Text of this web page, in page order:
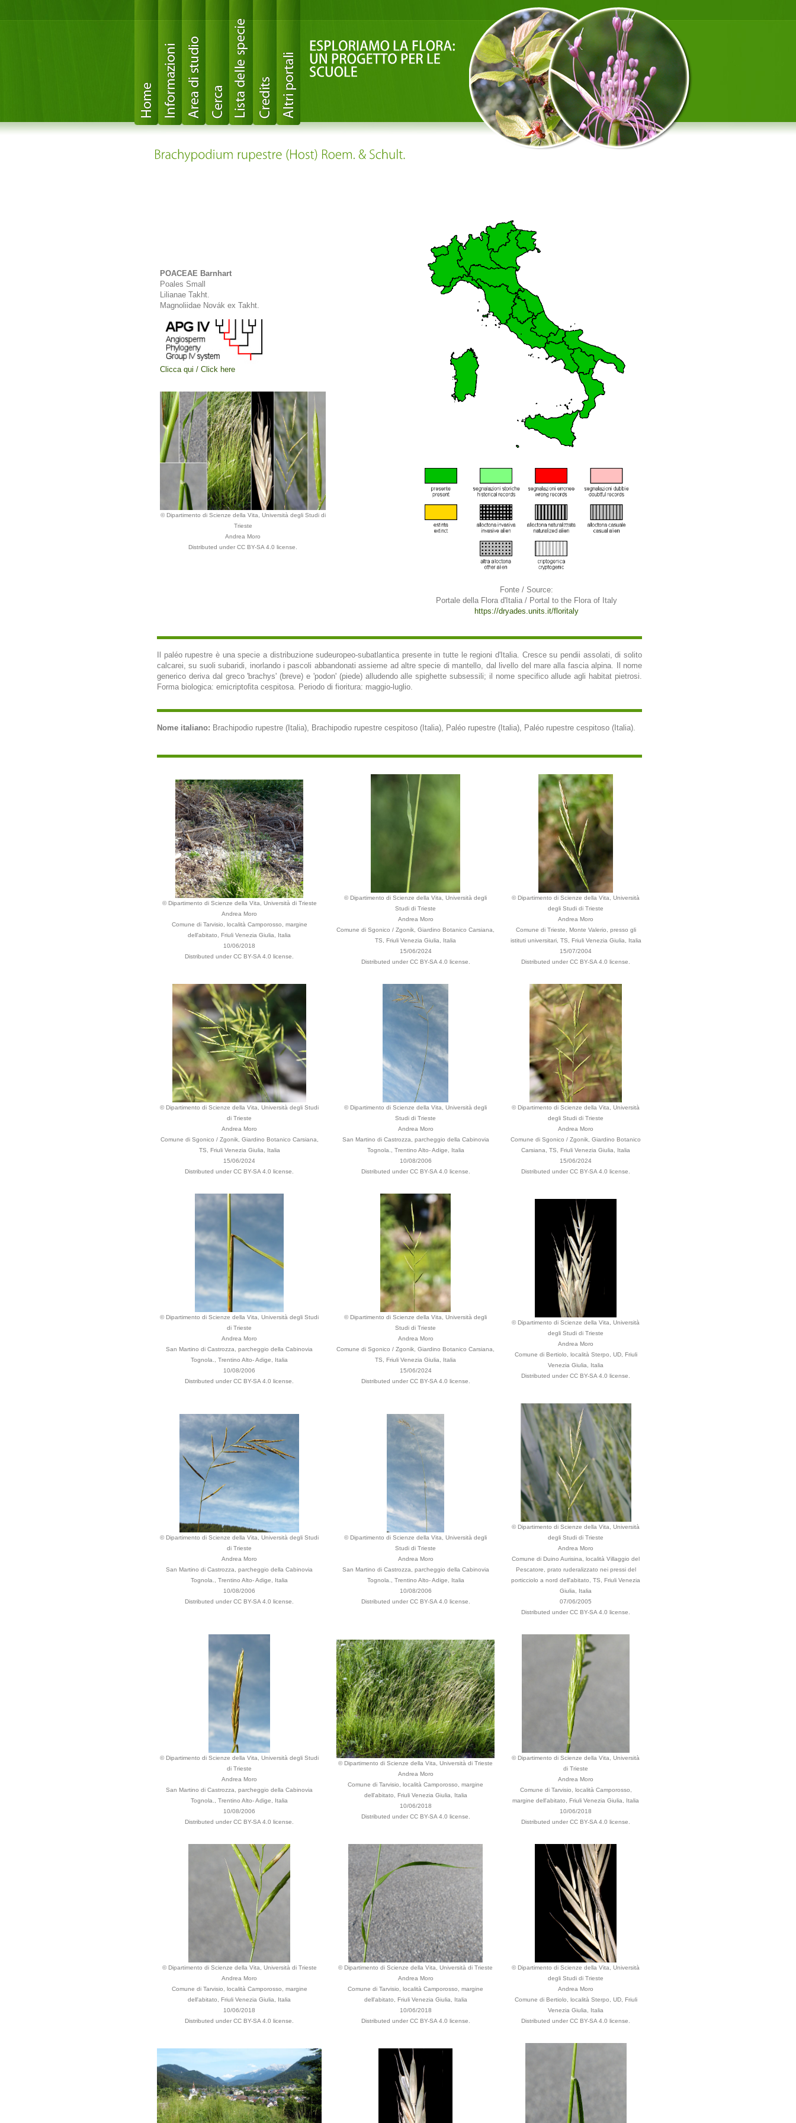
POACEAE Barnhart
Poales Small
Lilianae Takht.
Magnoliidae Novák ex Takht.
Clicca qui / Click here
© Dipartimento di Scienze della Vita, Università degli Studi di
Trieste
Andrea Moro
Distributed under CC BY-SA 4.0 license.
Fonte / Source:
Portale della Flora d'Italia / Portal to the Flora of Italy
https://dryades.units.it/floritaly
Il paléo rupestre è una specie a distribuzione sudeuropeo-subatlantica presente in tutte le regioni d'Italia. Cresce su pendii assolati, di solito
calcarei, su suoli subaridi, inorlando i pascoli abbandonati assieme ad altre specie di mantello, dal livello del mare alla fascia alpina. Il nome
generico deriva dal greco 'brachys' (breve) e 'podon' (piede) alludendo alle spighette subsessili; il nome specifico allude agli habitat pietrosi.
Forma biologica: emicriptofita cespitosa. Periodo di fioritura: maggio-luglio.
Nome italiano: Brachipodio rupestre (Italia), Brachipodio rupestre cespitoso (Italia), Paléo rupestre (Italia), Paléo rupestre cespitoso (Italia).
© Dipartimento di Scienze della Vita, Università di Trieste
Andrea Moro
Comune di Tarvisio, località Camporosso, margine
dell'abitato, Friuli Venezia Giulia, Italia
10/06/2018
Distributed under CC BY-SA 4.0 license.
© Dipartimento di Scienze della Vita, Università degli
Studi di Trieste
Andrea Moro
Comune di Sgonico / Zgonik, Giardino Botanico Carsiana,
TS, Friuli Venezia Giulia, Italia
15/06/2024
Distributed under CC BY-SA 4.0 license.
© Dipartimento di Scienze della Vita, Università
degli Studi di Trieste
Andrea Moro
Comune di Trieste, Monte Valerio, presso gli
istituti universitari, TS, Friuli Venezia Giulia, Italia
15/07/2004
Distributed under CC BY-SA 4.0 license.
© Dipartimento di Scienze della Vita, Università degli Studi
di Trieste
Andrea Moro
Comune di Sgonico / Zgonik, Giardino Botanico Carsiana,
TS, Friuli Venezia Giulia, Italia
15/06/2024
Distributed under CC BY-SA 4.0 license.
© Dipartimento di Scienze della Vita, Università degli
Studi di Trieste
Andrea Moro
San Martino di Castrozza, parcheggio della Cabinovia
Tognola., Trentino Alto- Adige, Italia
10/08/2006
Distributed under CC BY-SA 4.0 license.
© Dipartimento di Scienze della Vita, Università
degli Studi di Trieste
Andrea Moro
Comune di Sgonico / Zgonik, Giardino Botanico
Carsiana, TS, Friuli Venezia Giulia, Italia
15/06/2024
Distributed under CC BY-SA 4.0 license.
© Dipartimento di Scienze della Vita, Università degli Studi
di Trieste
Andrea Moro
San Martino di Castrozza, parcheggio della Cabinovia
Tognola., Trentino Alto- Adige, Italia
10/08/2006
Distributed under CC BY-SA 4.0 license.
© Dipartimento di Scienze della Vita, Università degli
Studi di Trieste
Andrea Moro
Comune di Sgonico / Zgonik, Giardino Botanico Carsiana,
TS, Friuli Venezia Giulia, Italia
15/06/2024
Distributed under CC BY-SA 4.0 license.
© Dipartimento di Scienze della Vita, Università
degli Studi di Trieste
Andrea Moro
Comune di Bertiolo, località Sterpo, UD, Friuli
Venezia Giulia, Italia
Distributed under CC BY-SA 4.0 license.
© Dipartimento di Scienze della Vita, Università degli Studi
di Trieste
Andrea Moro
San Martino di Castrozza, parcheggio della Cabinovia
Tognola., Trentino Alto- Adige, Italia
10/08/2006
Distributed under CC BY-SA 4.0 license.
© Dipartimento di Scienze della Vita, Università degli
Studi di Trieste
Andrea Moro
San Martino di Castrozza, parcheggio della Cabinovia
Tognola., Trentino Alto- Adige, Italia
10/08/2006
Distributed under CC BY-SA 4.0 license.
© Dipartimento di Scienze della Vita, Università
degli Studi di Trieste
Andrea Moro
Comune di Duino Aurisina, località Villaggio del
Pescatore, prato ruderalizzato nei pressi del
porticciolo a nord dell'abitato, TS, Friuli Venezia
Giulia, Italia
07/06/2005
Distributed under CC BY-SA 4.0 license.
© Dipartimento di Scienze della Vita, Università degli Studi
di Trieste
Andrea Moro
San Martino di Castrozza, parcheggio della Cabinovia
Tognola., Trentino Alto- Adige, Italia
10/08/2006
Distributed under CC BY-SA 4.0 license.
© Dipartimento di Scienze della Vita, Università di Trieste
Andrea Moro
Comune di Tarvisio, località Camporosso, margine
dell'abitato, Friuli Venezia Giulia, Italia
10/06/2018
Distributed under CC BY-SA 4.0 license.
© Dipartimento di Scienze della Vita, Università
di Trieste
Andrea Moro
Comune di Tarvisio, località Camporosso,
margine dell'abitato, Friuli Venezia Giulia, Italia
10/06/2018
Distributed under CC BY-SA 4.0 license.
© Dipartimento di Scienze della Vita, Università di Trieste
Andrea Moro
Comune di Tarvisio, località Camporosso, margine
dell'abitato, Friuli Venezia Giulia, Italia
10/06/2018
Distributed under CC BY-SA 4.0 license.
© Dipartimento di Scienze della Vita, Università di Trieste
Andrea Moro
Comune di Tarvisio, località Camporosso, margine
dell'abitato, Friuli Venezia Giulia, Italia
10/06/2018
Distributed under CC BY-SA 4.0 license.
© Dipartimento di Scienze della Vita, Università
degli Studi di Trieste
Andrea Moro
Comune di Bertiolo, località Sterpo, UD, Friuli
Venezia Giulia, Italia
Distributed under CC BY-SA 4.0 license.